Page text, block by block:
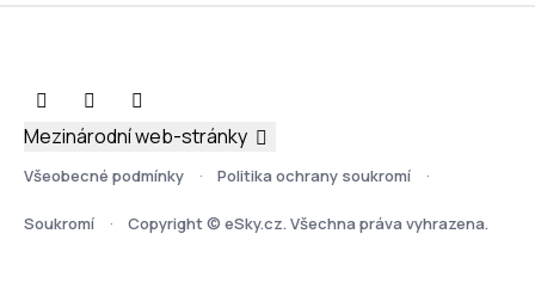
Všeobecné podmínky Politika ochrany soukromí
Soukromí Copyright © eSky.cz. Všechna práva vyhrazena.
Mezinárodní web-stránky